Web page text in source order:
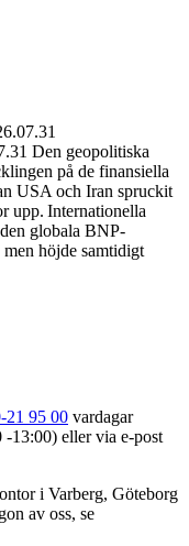
Den geopolitiska
på de finansiella
USA och Iran spruckit
upp. Internationella
globala BNP-
höjde samtidigt
21 95 00 vardagar
13:00) eller via e-post
i Varberg, Göteborg
av oss, se